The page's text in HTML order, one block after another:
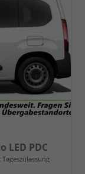
LED PDC